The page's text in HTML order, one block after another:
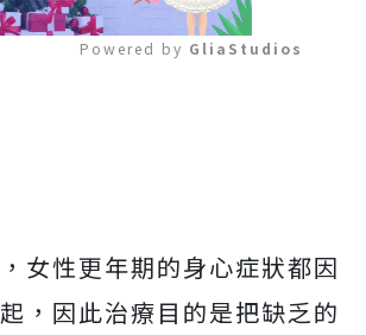
Powered by GliaStudios
女性更年期的身心症狀都因
，因此治療目的是把缺乏的